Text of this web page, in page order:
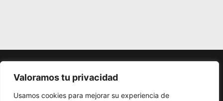
Valoramos tu privacidad
Usamos cookies para mejorar su experiencia de